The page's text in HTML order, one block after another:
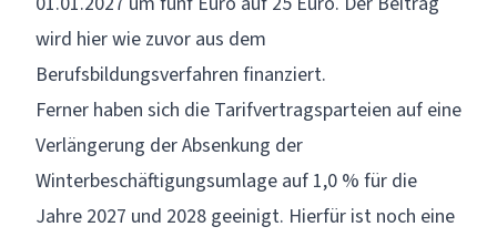
wird hier wie zuvor aus dem
Berufsbildungsverfahren finanziert.
Ferner haben sich die Tarifvertragsparteien auf eine
Verlängerung der Absenkung der
Winterbeschäftigungsumlage auf 1,0 % für die
Jahre 2027 und 2028 geeinigt. Hierfür ist noch eine